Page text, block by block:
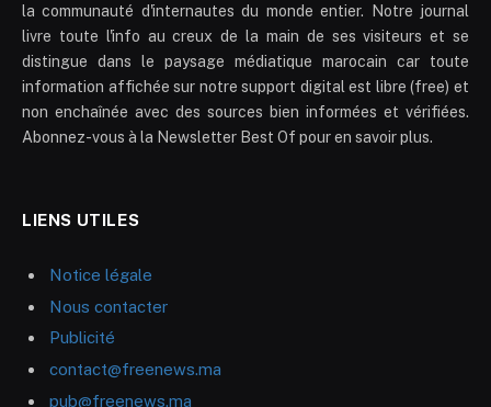
la communauté d'internautes du monde entier. Notre journal
livre toute l'info au creux de la main de ses visiteurs et se
distingue dans le paysage médiatique marocain car toute
information affichée sur notre support digital est libre (free) et
non enchaînée avec des sources bien informées et vérifiées.
Abonnez-vous à la Newsletter Best Of pour en savoir plus.
LIENS UTILES
Notice légale
Nous contacter
Publicité
contact@freenews.ma
pub@freenews.ma